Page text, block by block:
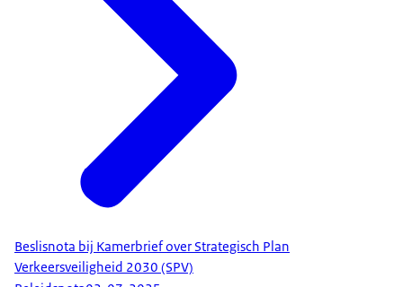
Beslisnota bij Kamerbrief over Strategisch Plan
Verkeersveiligheid 2030 (SPV)